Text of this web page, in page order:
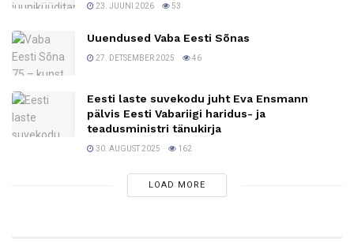
23. JUUNI 2026 53
Uuendused Vaba Eesti Sõnas
27. DETSEMBER 2025 46
Eesti laste suvekodu juht Eva Ensmann
pälvis Eesti Vabariigi haridus- ja
teadusministri tänukirja
30. AUGUST 2025 162
LOAD MORE